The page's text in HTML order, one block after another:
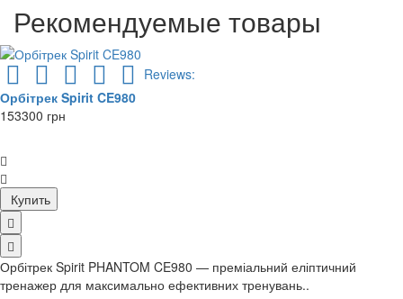
Рекомендуемые товары
Reviews:
Орбітрек Spirit CE980
153300 грн
Купить
Орбітрек Spirit PHANTOM CE980 — преміальний еліптичний
тренажер для максимально ефективних тренувань..